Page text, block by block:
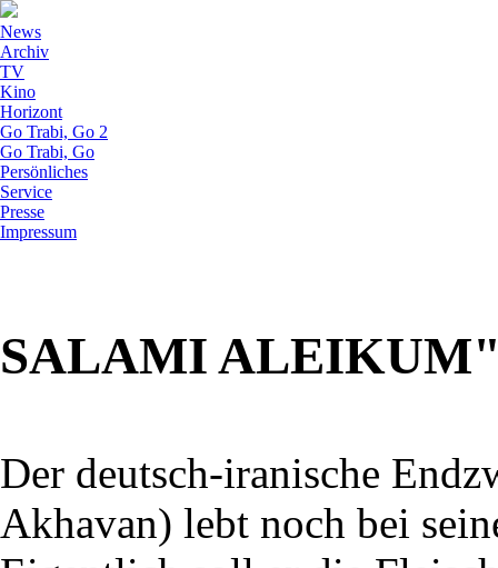
News
Archiv
TV
Kino
Horizont
Go Trabi, Go 2
Go Trabi, Go
Persönliches
Service
Presse
Impressum
SALAMI ALEIKUM"
Der deutsch-iranische
Akhavan) lebt noch bei